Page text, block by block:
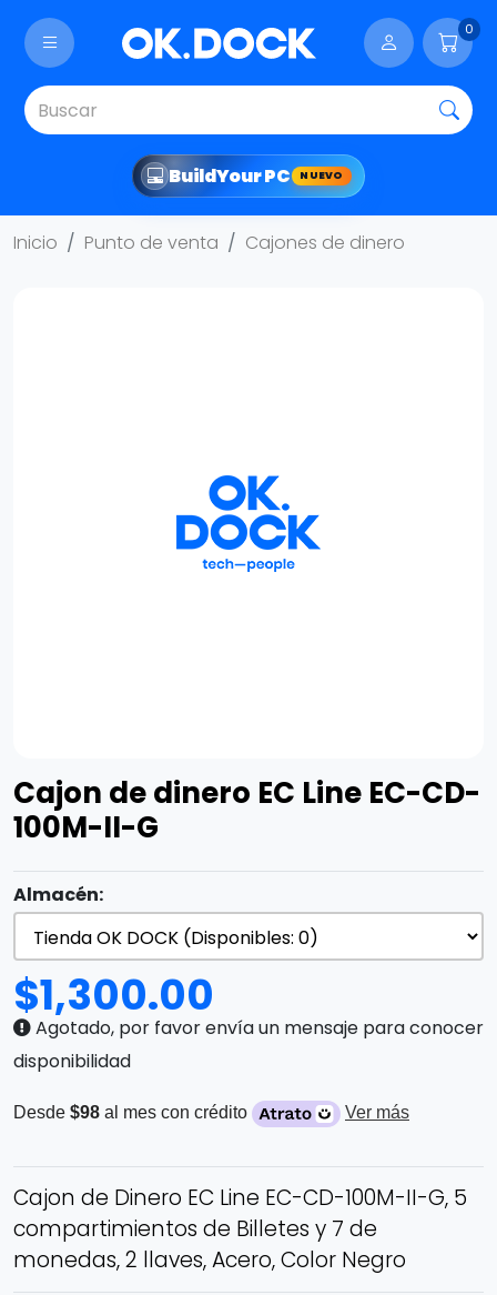
0
BuildYour PC NUEVO
Inicio Punto de venta Cajones de dinero
Cajon de dinero EC Line EC-CD-
100M-II-G
Almacén:
$1,300.00
Agotado, por favor envía un mensaje para conocer
disponibilidad
Desde $98 al mes con crédito Ver más
Cajon de Dinero EC Line EC-CD-100M-II-G, 5
compartimientos de Billetes y 7 de
monedas, 2 llaves, Acero, Color Negro